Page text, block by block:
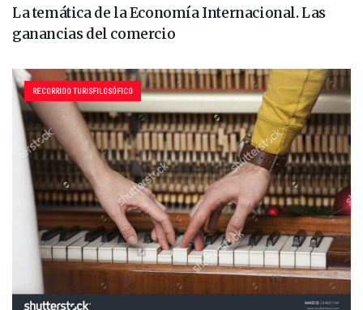
La temática de la Economía Internacional. Las
ganancias del comercio
RECORRIDO TURISFILOSÓFICO